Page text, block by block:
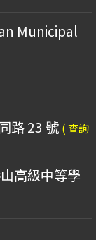
Municipal
路 23 號 ( 查詢
高級中等學